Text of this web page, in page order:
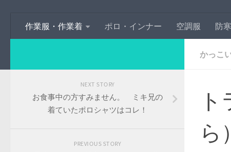
作業服・作業着 ポロ・インナー 空調服 防
かっこ
ら
NEXT STORY
お食事中の方すみません。 ミキ兄の
着ていたポロシャツはコレ！
PREVIOUS STORY